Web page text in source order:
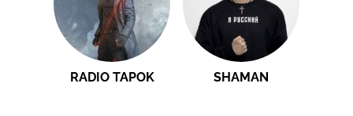
RADIO TAPOK SHAMAN